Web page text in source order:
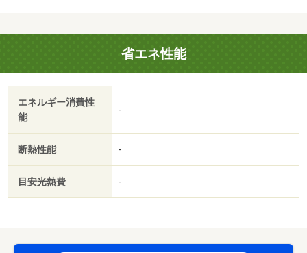
省エネ性能
エネルギー消費性
能
-
断熱性能 -
目安光熱費 -